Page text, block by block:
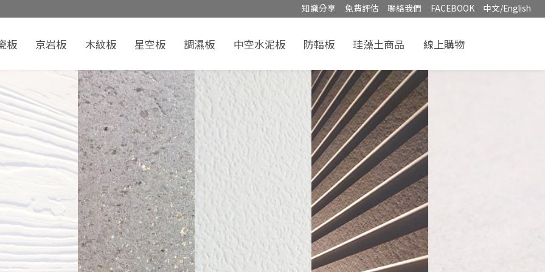
知識分享 免費評估 聯絡我們 FACEBOOK 中文/English
板 京岩板 木紋板 星空板 調濕板 中空水泥板 防輻板 珪藻土商品 線上購物